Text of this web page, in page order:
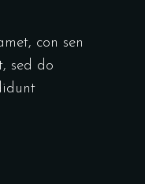
con sen
sed do